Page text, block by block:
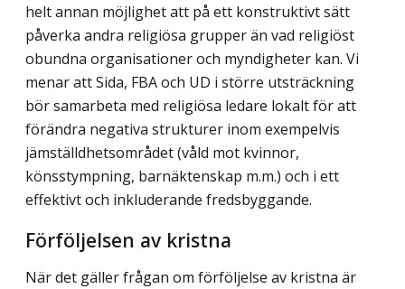
helt annan möjlighet att på ett konstruktivt sätt
påverka andra religiösa grupper än vad religiöst
obundna organisatio­ner och myndigheter kan. Vi
menar att Sida, FBA och UD i större utsträckning
bör sam­arbeta med religiösa ledare lokalt för att
förändra negativa strukturer inom exempelvis
jämställdhetsområdet (våld mot kvinnor,
könsstympning, barnäktenskap m.m.) och i ett
effektivt och inkluderande fredsbyggande.
Förföljelsen av kristna
När det gäller frågan om förföljelse av kristna är